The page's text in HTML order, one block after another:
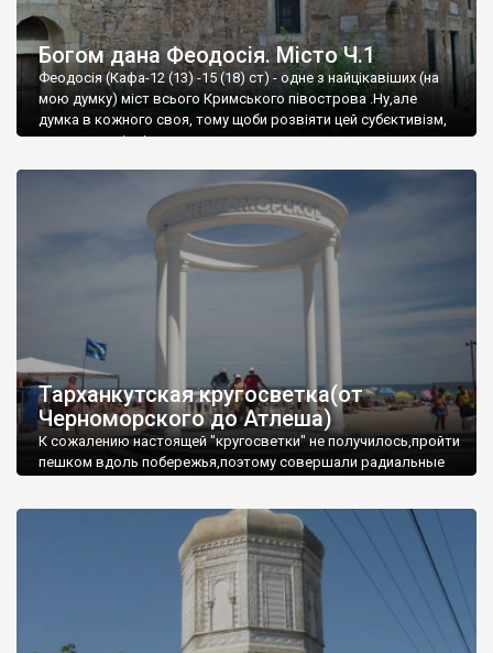
Богом дана Феодосія. Місто Ч.1
Феодосія (Кафа-12 (13) -15 (18) ст) - одне з найцікавіших (на
мою думку) міст всього Кримського півострова .Ну,але
думка в кожного своя, тому щоби розвіяти цей субєктивізм,
запрошую відвідати це
Тарханкутская кругосветка(от
Черноморского до Атлеша)
К сожалению настоящей "кругосветки" не получилось,пройти
пешком вдоль побережья,поэтому совершали радиальные